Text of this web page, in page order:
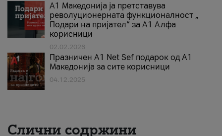
А1 Македонија ја претставува
револуционерната функционалност „
Подари на пријател“ за А1 Алфа
корисници
02.02.2026
Празничен A1 Net Sеf подарок од А1
Македонија за сите корисници
04.12.2025
Слични содржини